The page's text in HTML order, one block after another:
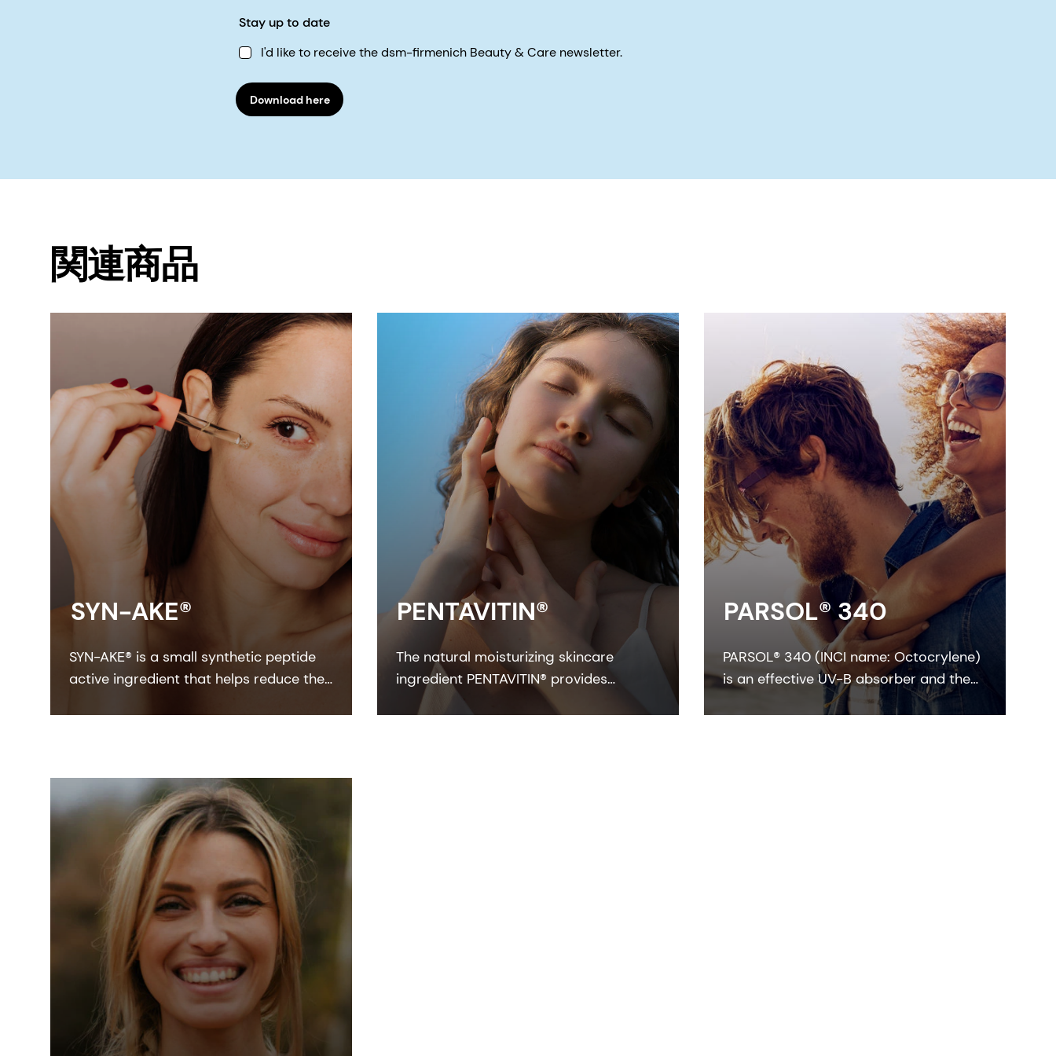
Stay up to date
I'd like to receive the dsm-firmenich Beauty & Care newsletter.
Download here
関連商品
SYN-AKE®
SYN-AKE® is a small synthetic peptide
active ingredient that helps reduce the
PENTAVITIN®
The natural moisturizing skincare
ingredient PENTAVITIN® provides
powerful hydration to all facial areas,
PARSOL® 340
PARSOL® 340 (INCI name: Octocrylene)
is an effective UV-B absorber and the
most effective photostabilizer for solid,